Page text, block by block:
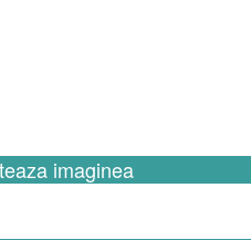
imaginea